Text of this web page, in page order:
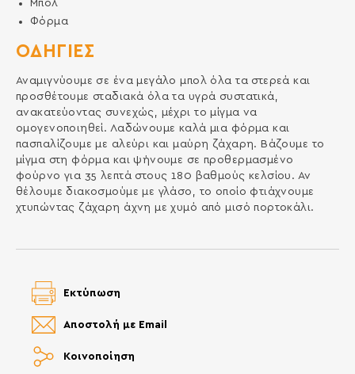
ΟΔΗΓΙΕΣ
Αναμιγνύουμε σε ένα μεγάλο μπολ όλα τα στερεά και
προσθέτουμε σταδιακά όλα τα υγρά συστατικά,
ανακατεύοντας συνεχώς, μέχρι το μίγμα να
ομογενοποιηθεί. Λαδώνουμε καλά μια φόρμα και
πασπαλίζουμε με αλεύρι και μαύρη ζάχαρη. Βάζουμε το
μίγμα στη φόρμα και ψήνουμε σε προθερμασμένο
φούρνο για 35 λεπτά στους 180 βαθμούς κελσίου. Αν
θέλουμε διακοσμούμε με γλάσο, το οποίο φτιάχνουμε
χτυπώντας ζάχαρη άχνη με χυμό από μισό πορτοκάλι.
Μπολ
Φόρμα
Κοινοποίηση
Αποστολή με Email
Εκτύπωση